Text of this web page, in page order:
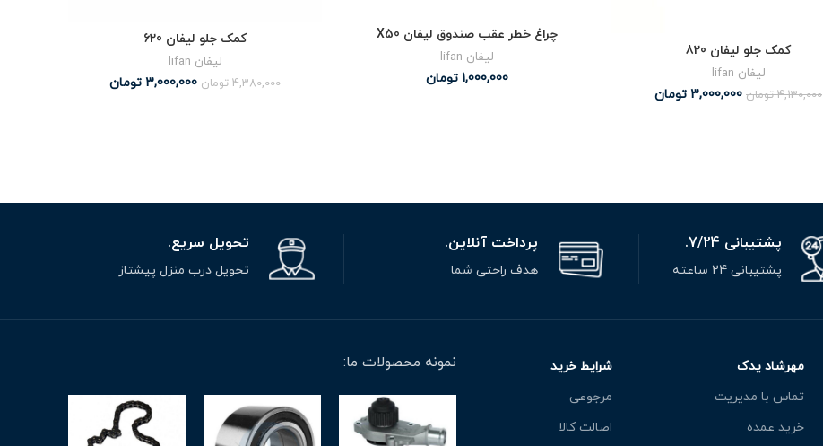
کمک جلو لیفان 820
لیفان lifan
4,130,000 تومان 3,000,000 تومان
چراغ خطر عقب صندوق لیفان X50
لیفان lifan
1,000,000 تومان
کمک جلو لیفان 620
لیفان lifan
4,380,000 تومان 3,000,000 تومان
پشتیبانی 7/24.
پشتیبانی 24 ساعته
پرداخت آنلاین.
هدف راحتی شما
تحویل سریع.
تحویل درب منزل پیشتاز
مهرشاد یدک
تماس با مدیریت
خرید عمده
شرایط خرید
مرجوعی
اصالت کالا
نمونه محصولات ما: